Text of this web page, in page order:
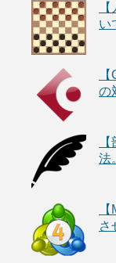
い
の
法
さ